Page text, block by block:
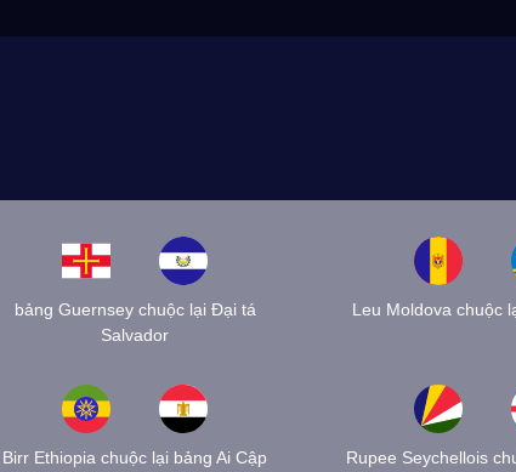
bảng Guernsey chuộc lại Đại tá
Salvador
Leu Moldova chuộc
Birr Ethiopia chuộc lại bảng Ai Cập
Rupee Seychellois